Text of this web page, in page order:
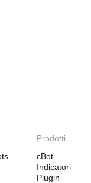
Prodotti
cBot
Indicatori
Plugin